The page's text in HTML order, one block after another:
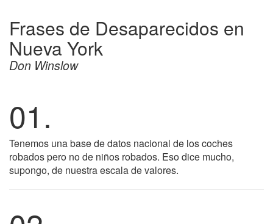
Frases de Desaparecidos en
Nueva York
Don Winslow
01.
Tenemos una base de datos nacional de los coches
robados pero no de niños robados. Eso dice mucho,
supongo, de nuestra escala de valores.